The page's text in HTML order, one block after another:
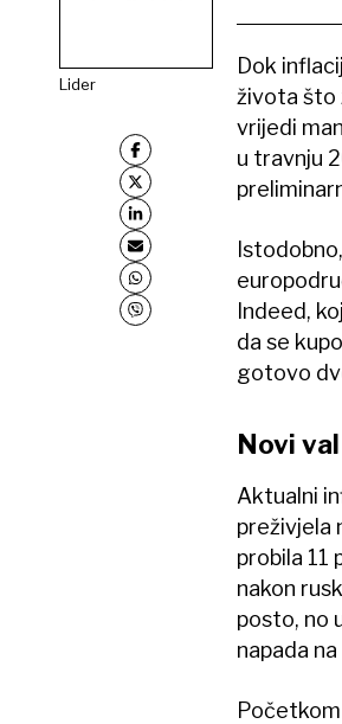
Lider
Dok
života što
vrijedi
u travnju
Indeed,
da se
gotovo
Novi
Aktualni
preživjela
probila 11
nakon
posto, no
napada na